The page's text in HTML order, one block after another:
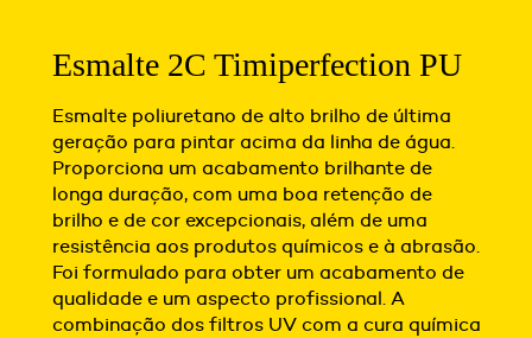
Esmalte 2C Timiperfection PU
Esmalte poliuretano de alto brilho de última
geração para pintar acima da linha de água.
Proporciona um acabamento brilhante de
longa duração, com uma boa retenção de
brilho e de cor excepcionais, além de uma
resistência aos produtos químicos e à abrasão.
Foi formulado para obter um acabamento de
qualidade e um aspecto profissional. A
combinação dos filtros UV com a cura química